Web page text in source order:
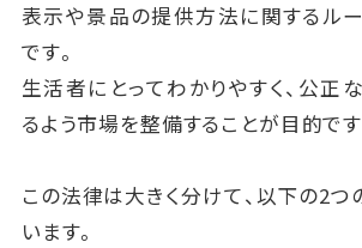
表示や景品の提供方法に関するル
です。
生活者にとってわかりやすく、公正
るよう市場を整備することが目的です
この法律は大きく分けて、以下の2つ
います。